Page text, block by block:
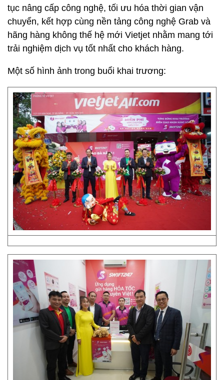
tục nâng cấp công nghệ, tối ưu hóa thời gian vận
chuyển, kết hợp cùng nền tảng công nghệ Grab và
hãng hàng không thế hệ mới Vietjet nhằm mang tới
trải nghiệm dịch vụ tốt nhất cho khách hàng.
Một số hình ảnh trong buổi khai trương: